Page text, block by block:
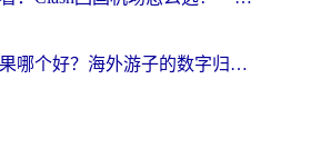
穿梭和松果哪个好？海外游子的数字归乡路，到底该怎么选